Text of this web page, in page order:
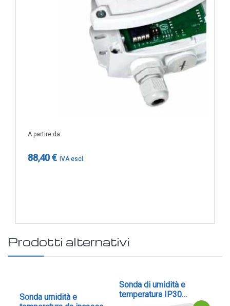
A partire da
88,40 €
Prodotti alternativi
Sonda umidità e
Sonda di umidità e
temperatura IP30
modbus - cod. RFTF-